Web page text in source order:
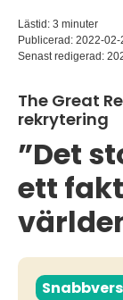
Lästid: 3 minuter
Publicerad: 2022-02-
Senast redigerad:
The Great
rekrytering
”Det
ett